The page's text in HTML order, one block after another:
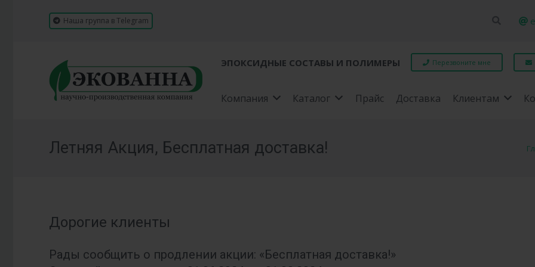
Наша группа в Telegram
ЭПОКСИДНЫЕ СОСТАВЫ И ПОЛИМЕРЫ Перезвоните мне
Компания Каталог Прайс Доставка Клиентам
Летняя Акция, Бесплатная доставка!
Дорогие клиенты
Рады сообщить о продлении акции: «Бесплатная доставка!»